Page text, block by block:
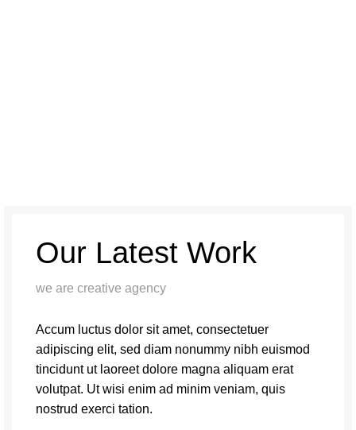
Our Latest Work
we are creative agency
Accum luctus dolor sit amet, consectetuer
adipiscing elit, sed diam nonummy nibh euismod
tincidunt ut laoreet dolore magna aliquam erat
volutpat. Ut wisi enim ad minim veniam, quis
nostrud exerci tation.